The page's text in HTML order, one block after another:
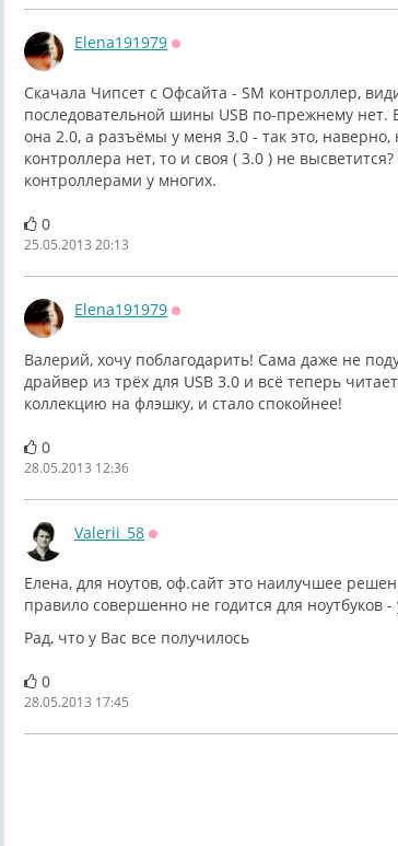
Elena191979
Скачала Чипсет с Офсайта - SM контроллер,
последовательной шины USB по-прежнему
она 2.0, а разъёмы у меня 3.0 - так это,
контроллера нет, то и своя ( 3.0 ) не
контроллерами у многих.
0
25.05.2013 20:13
Elena191979
Валерий, хочу поблагодарить! Сама даже не
драйвер из трёх для USB 3.0 и всё теперь
коллекцию на флэшку, и стало спокойнее!
0
28.05.2013 12:36
Valerii_58
Елена, для ноутов, оф.сайт это наилучшее
правило совершенно не годится для ноутбуков
Рад, что у Вас все получилось
0
28.05.2013 17:45